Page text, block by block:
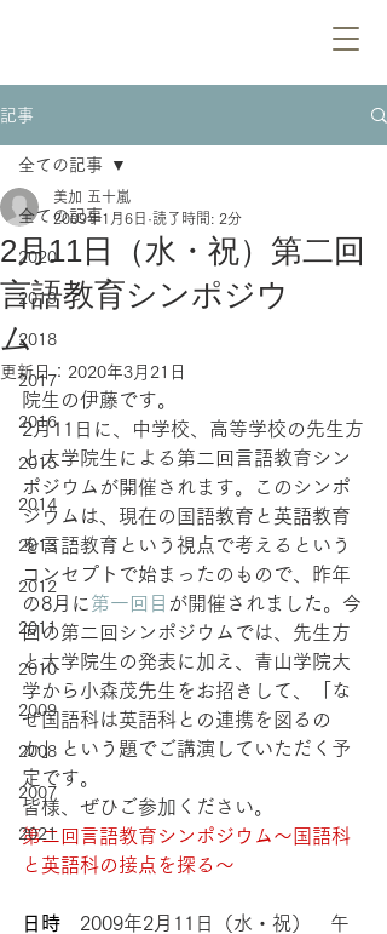
記事
全ての記事
2020
2019
2018
2017
2016
2015
2014
2013
2012
2011
2010
2009
2008
2007
2021
全ての記事
2月11日（水・祝）第二回
言語教育シンポジウ
ム
美加 五十嵐
2009年1月6日 読了時間: 2分
更新日： 2020年3月21日
院生の伊藤です。
2月11日に、中学校、高等学校の先生方
と大学院生による第二回言語教育シン
ポジウムが開催されます。このシンポ
ジウムは、現在の国語教育と英語教育
を言語教育という視点で考えるという
コンセプトで始まったのもので、昨年
の8月に 第一回目 が開催されました。今
回の第二回シンポジウムでは、先生方
と大学院生の発表に加え、青山学院大
学から小森茂先生をお招きして、「な
ぜ国語科は英語科との連携を図るの
か」という題でご講演していただく予
定です。
皆様、ぜひご参加ください。
第二回言語教育シンポジウム～国語科
と英語科の接点を探る～
日時 2009年2月11日（水・祝）　午